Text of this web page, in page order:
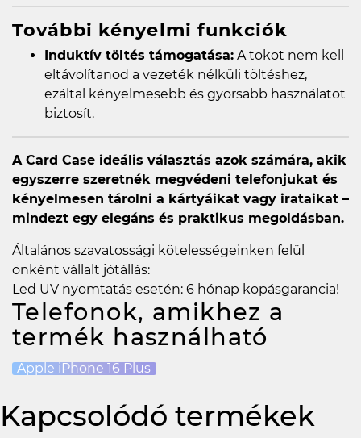
További kényelmi funkciók
Induktív töltés támogatása: A tokot nem kell
eltávolítanod a vezeték nélküli töltéshez,
ezáltal kényelmesebb és gyorsabb használatot
biztosít.
A Card Case ideális választás azok számára, akik
egyszerre szeretnék megvédeni telefonjukat és
kényelmesen tárolni a kártyáikat vagy irataikat –
mindezt egy elegáns és praktikus megoldásban.
Általános szavatossági kötelességeinken felül
önként vállalt jótállás:
Led UV nyomtatás esetén: 6 hónap kopásgarancia!
Telefonok, amikhez a
termék használható
Apple iPhone 16 Plus
Kapcsolódó termékek